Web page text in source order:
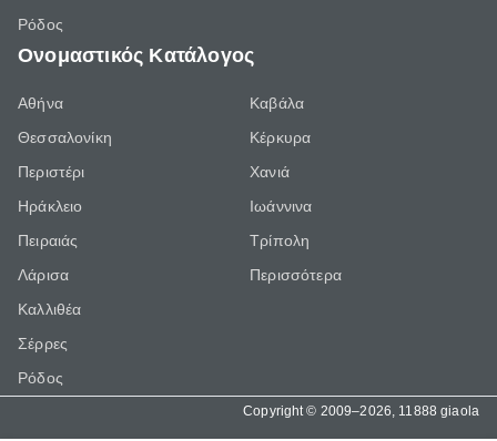
Ρόδος
Ονομαστικός Κατάλογος
Αθήνα
Θεσσαλονίκη
Περιστέρι
Ηράκλειο
Πειραιάς
Λάρισα
Καλλιθέα
Σέρρες
Ρόδος
Καβάλα
Κέρκυρα
Χανιά
Ιωάννινα
Τρίπολη
Περισσότερα
Copyright © 2009–2026, 11888 giaola